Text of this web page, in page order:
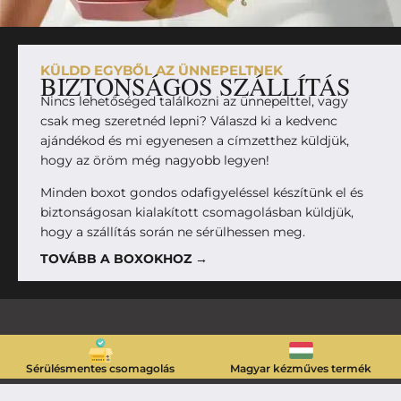
KÜLDD EGYBŐL AZ ÜNNEPELTNEK
BIZTONSÁGOS SZÁLLÍTÁS
Nincs lehetőséged találkozni az ünnepelttel, vagy
csak meg szeretnéd lepni? Válaszd ki a kedvenc
ajándékod és mi egyenesen a címzetthez küldjük,
hogy az öröm még nagyobb legyen!
Minden boxot gondos odafigyeléssel készítünk el és
biztonságosan kialakított csomagolásban küldjük,
hogy a szállítás során ne sérülhessen meg.
TOVÁBB A BOXOKHOZ →
Sérülésmentes csomagolás Magyar kézműves termék